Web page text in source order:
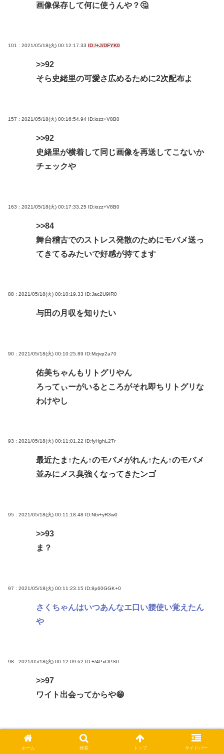
画像保存して何に使うんや？🤔
101 : 2021/05/18(火) 00:12:17.33 ID:/+J/DFYK0
>>92
そら史緒里の可愛さ広めるために2次配布よ
157 : 2021/05/18(火) 00:16:54.94 ID:iozz+V8B0
>>92
史緒里が横着して同じ画像を再送してこないか
チェックや
163 : 2021/05/18(火) 00:17:33.25 ID:iozz+V8B0
>>84
舞台稽古でのストレス発散のためにモバメ送っ
てきてるみたいで好感が持てます
88 : 2021/05/18(火) 00:10:19.33 ID:Jac2U9IR0
与田の月収を知りたい
90 : 2021/05/18(火) 00:10:25.89 ID:Mzjvp2a70
佑美ちゃんもリトグリやん
ろってぃーがいるところがそれ即ちリトグリな
わけやし
93 : 2021/05/18(火) 00:11:01.22 ID:fyHghL2Tr
最近たま↑たん↑のモバメがれん↑たん↑のモバメ
並みにメス臭強くなってきたンゴ
95 : 2021/05/18(火) 00:11:18.48 ID:Nbi+yR3w0
>>93
ま？
97 : 2021/05/18(火) 00:11:23.15 ID:8p60GGK+0
さくちゃんはいつあんなエ口い腰使い覚えたん
や
98 : 2021/05/18(火) 00:12:09.62 ID:+/4PxOPS0
>>97
ワイト出会ってからや😁
102 : 2021/05/18(火) 00:12:27.02
ホーム 検索 トップ サイドバー